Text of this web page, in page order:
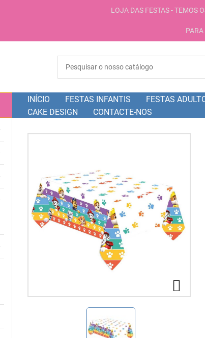
LOJA DAS FESTAS - TEMOS
PARA
INÍCIO FESTAS INFANTIS FESTAS
CAKE DESIGN
CONTACTE-NOS
